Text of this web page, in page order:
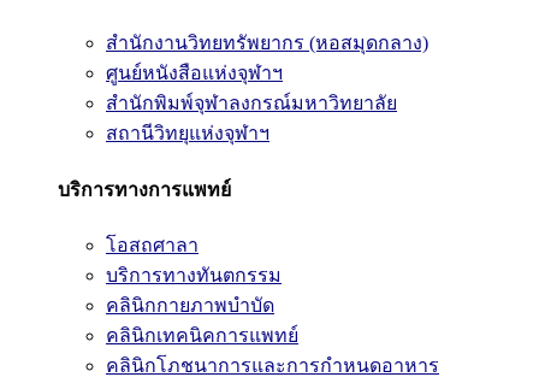
สำนักงานวิทยทรัพยากร (หอสมุดกลาง)
ศูนย์หนังสือแห่งจุฬาฯ
สำนักพิมพ์จุฬาลงกรณ์มหาวิทยาลัย
สถานีวิทยุแห่งจุฬาฯ
บริการทางการแพทย์
โอสถศาลา
บริการทางทันตกรรม
คลินิกกายภาพบำบัด
คลินิกเทคนิคการแพทย์
คลินิกโภชนาการและการกำหนดอาหาร